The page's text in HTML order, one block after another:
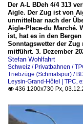
Der A-L BDeh 4/4 313
Aigle. Der Zug ist von
unmittelbar nach der
Aigle-Place-du Marché.
ist, hat es in den
Sonntagswetter der Zug
mitführt. 3. Dezember
Stefan Wohlfahrt
Schweiz / Privatbahnen /
Triebzüge (Schmalspur) /
Leysin-Grand-Hôtel | TPC,
 436 1200x730 Px,